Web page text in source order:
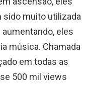
sido muito utilizada
eles
música. Chamada
em todas as
500 mil views